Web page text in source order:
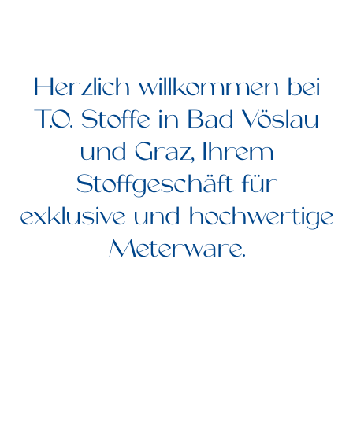
Herzlich willkommen bei
T.O. Stoffe in Bad Vöslau
und Graz, Ihrem
Stoffgeschäft für
exklusive und hochwertige
Meterware.